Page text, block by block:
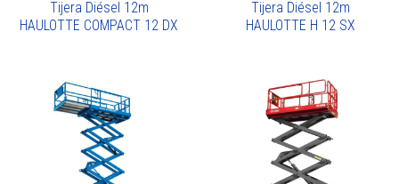
Tijera Diésel 12m
HAULOTTE COMPACT 12 DX
Tijera Diésel 12m
HAULOTTE H 12 SX